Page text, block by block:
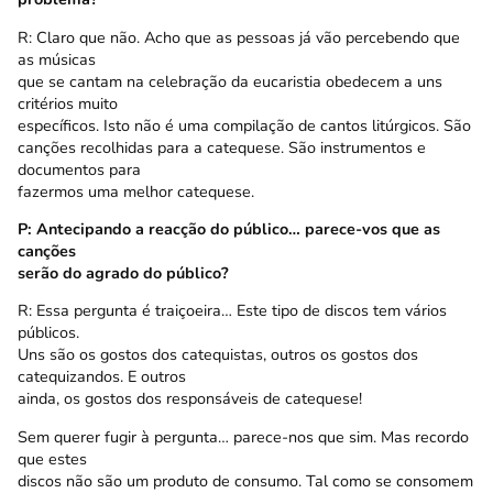
R: Claro que não. Acho que as pessoas já vão percebendo que
as músicas
que se cantam na celebração da eucaristia obedecem a uns
critérios muito
específicos. Isto não é uma compilação de cantos litúrgicos. São
canções recolhidas para a catequese. São instrumentos e
documentos para
fazermos uma melhor catequese.
P: Antecipando a reacção do público… parece-vos que as
canções
serão do agrado do público?
R: Essa pergunta é traiçoeira… Este tipo de discos tem vários
públicos.
Uns são os gostos dos catequistas, outros os gostos dos
catequizandos. E outros
ainda, os gostos dos responsáveis de catequese!
Sem querer fugir à pergunta… parece-nos que sim. Mas recordo
que estes
discos não são um produto de consumo. Tal como se consomem